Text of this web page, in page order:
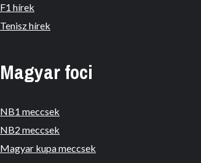
F1 hírek
Tenisz hírek
Magyar foci
NB1 meccsek
NB2 meccsek
Magyar kupa meccsek